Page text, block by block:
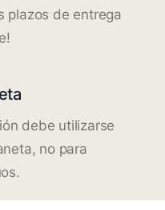
plazos de entrega
debe utilizarse
no para